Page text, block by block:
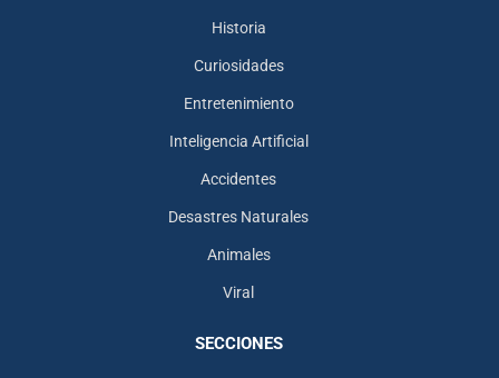
Historia
Curiosidades
Entretenimiento
Inteligencia Artificial
Accidentes
Desastres Naturales
Animales
Viral
SECCIONES